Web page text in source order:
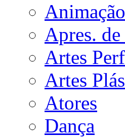
Apres.
Artes
Artes
Atores
Dança